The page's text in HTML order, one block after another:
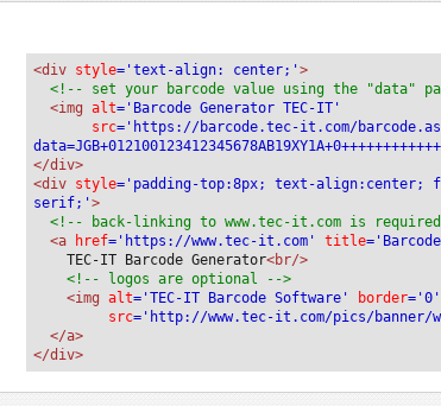
<div style='text-align: center;'>
<!-- set your barcode value using the "data"
<img alt='Barcode Generator TEC-IT'
src='https://barcode.tec-it.com/
</div>
<div style='padding-top:8px; text-align:center;
serif;'>
<!-- back-linking to www.tec-it.com is
<a
href='https://www.tec-it.com' title
TEC-IT Barcode Generator<br/>
<!-- logos are optional -->
<img alt='TEC-IT Barcode Software' border='0'
src='http://www.tec-it.com/pics/banner/
</a>
</div>